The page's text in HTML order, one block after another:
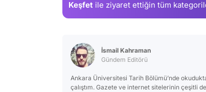
Keşfet ile ziyaret ettiğin tüm
İsmail Kahraman
Gündem Editörü
Ankara Üniversitesi Tarih Bölümü’nde
çalıştım. Gazete ve internet sitelerinin çeşitli